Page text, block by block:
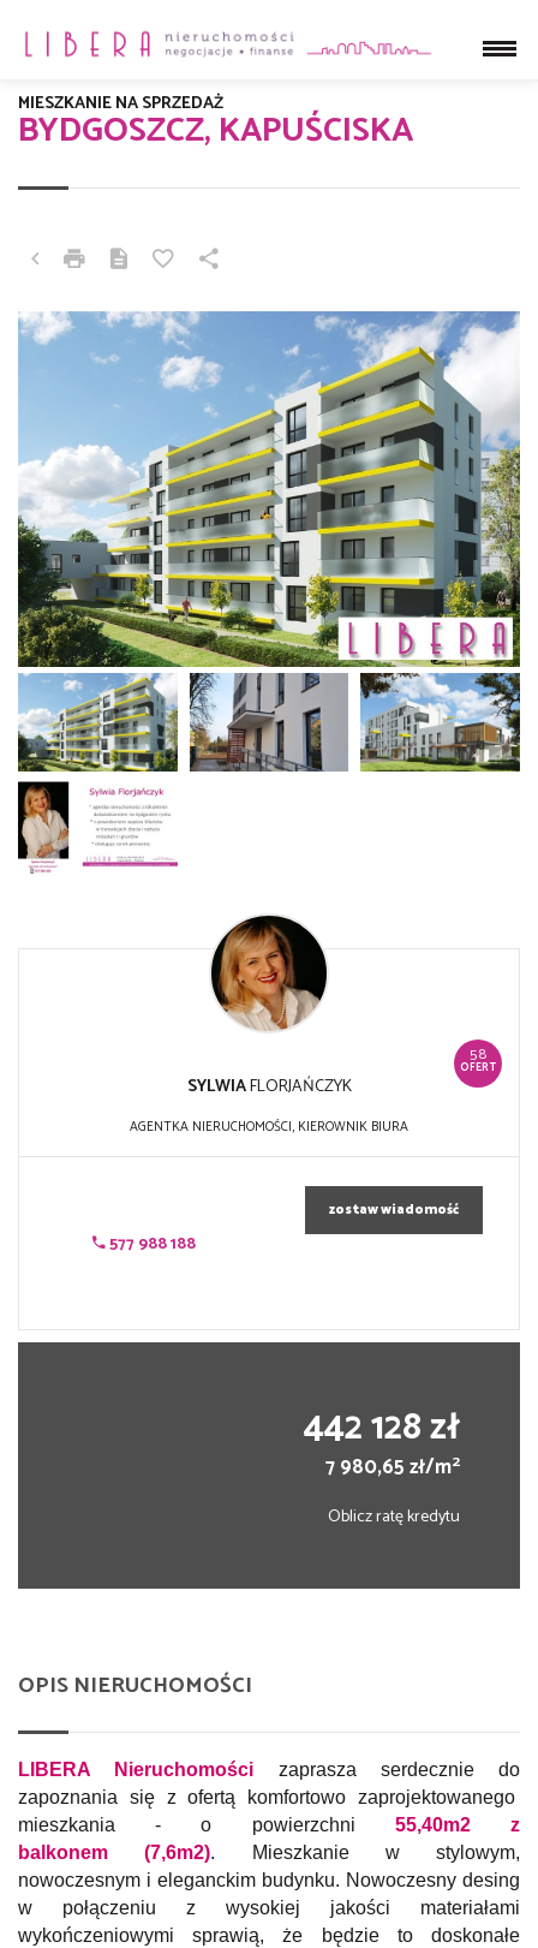
BYDGOSZCZ, KAPUŚCISKA
MIESZKANIE NA SPRZEDAŻ
58
OFERT
SYLWIAFLORJAŃCZYK
AGENTKA NIERUCHOMOŚCI, KIEROWNIK BIURA
577 988 188
zostaw wiadomość
442 128 zł
7 980,65 zł/m2
Oblicz ratę kredytu
OPIS NIERUCHOMOŚCI
LIBERA Nieruchomości zaprasza serdecznie do
zapoznania się z ofertą komfortowo zaprojektowanego
mieszkania -
o powierzchni 55,40m2
z
balkonem (7,6m2).
Mieszkanie w stylowym,
nowoczesnym i eleganckim budynku. Nowoczesny desing
w połączeniu z wysokiej jakości materiałami
wykończeniowymi sprawią, że będzie to doskonałe